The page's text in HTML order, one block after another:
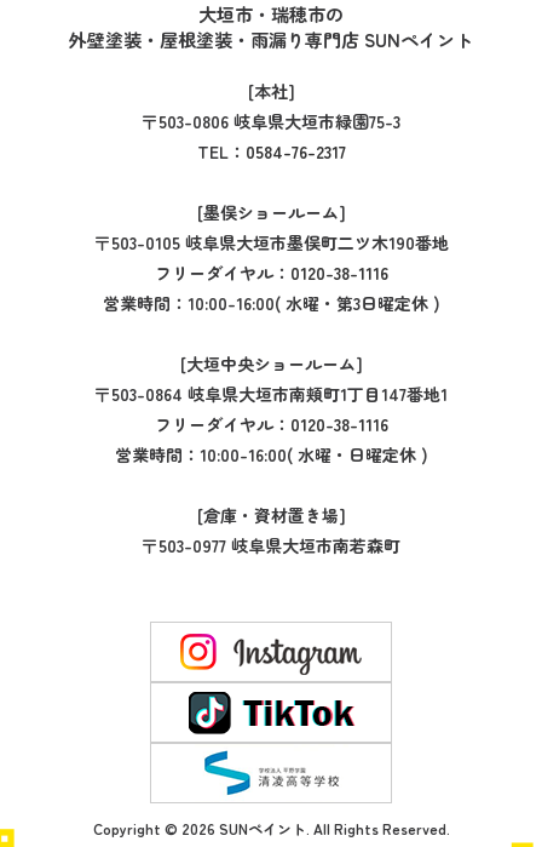
大垣市・瑞穂市の
外壁塗装・屋根塗装・雨漏り専門店 SUNペイント
[本社]
〒503-0806 岐阜県大垣市緑園75-3
TEL： 0584-76-2317
[墨俣ショールーム]
〒503-0105 岐阜県大垣市墨俣町二ツ木190番地
フリーダイヤル： 0120-38-1116
営業時間：10:00-16:00( 水曜・第3日曜定休 )
[大垣中央ショールーム]
〒503-0864 岐阜県大垣市南頬町1丁目147番地1
フリーダイヤル： 0120-38-1116
営業時間：10:00-16:00( 水曜・日曜定休 )
[倉庫・資材置き場]
〒503-0977 岐阜県大垣市南若森町
Copyright © 2026 SUNペイント. All Rights Reserved.